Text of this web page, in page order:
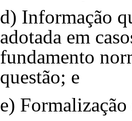
d) Informação
adotada em
fundamento
questão; e
e)